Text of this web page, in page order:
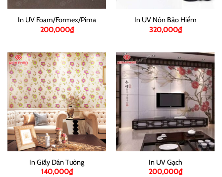
In UV Foam/Formex/Pima
200,000₫
In UV Nón Bảo Hiểm
320,000₫
In Giấy Dán Tường
140,000₫
In UV Gạch
200,000₫